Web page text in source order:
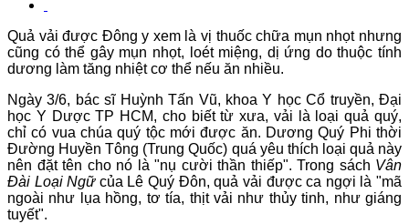
Quả vải được Đông y xem là vị thuốc chữa mụn nhọt nhưng
cũng có thể gây mụn nhọt, loét miệng, dị ứng do thuộc tính
dương làm tăng nhiệt cơ thể nếu ăn nhiều.
Ngày 3/6, bác sĩ Huỳnh Tấn Vũ, khoa Y học Cổ truyền, Đại
học Y Dược TP HCM, cho biết từ xưa, vải là loại quả quý,
chỉ có vua chúa quý tộc mới được ăn. Dương Quý Phi thời
Đường Huyền Tông (Trung Quốc) quá yêu thích loại quả này
nên đặt tên cho nó là "nụ cười thần thiếp". Trong sách Vân
Đài Loại Ngữcủa Lê Quý Đôn, quả vải được ca ngợi là "mã
ngoài như lụa hồng, tơ tía, thịt vải như thủy tinh, như giáng
tuyết".